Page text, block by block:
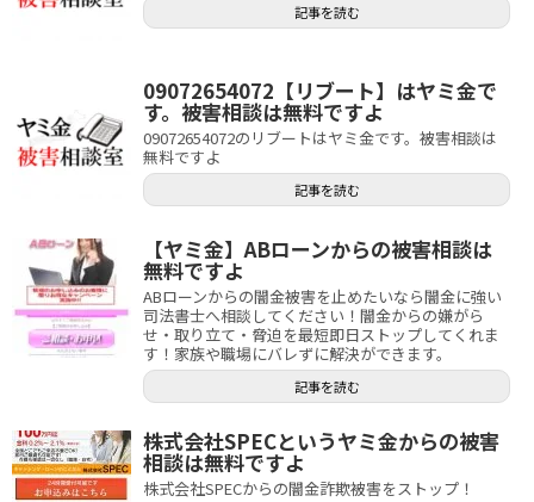
記事を読む
09072654072【リブート】はヤミ金で
す。被害相談は無料ですよ
09072654072のリブートはヤミ金です。被害相談は
無料ですよ
記事を読む
【ヤミ金】ABローンからの被害相談は
無料ですよ
ABローンからの闇金被害を止めたいなら闇金に強い
司法書士へ相談してください！闇金からの嫌がら
せ・取り立て・脅迫を最短即日ストップしてくれま
す！家族や職場にバレずに解決ができます。
記事を読む
株式会社SPECというヤミ金からの被害
相談は無料ですよ
株式会社SPECからの闇金詐欺被害をストップ！